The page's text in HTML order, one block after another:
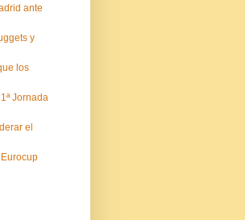
ante
y
los
Jornada
el